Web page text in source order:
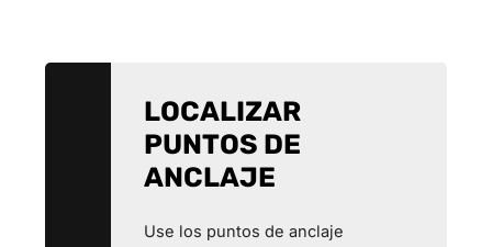
LOCALIZAR
PUNTOS DE
ANCLAJE
Use los puntos de anclaje